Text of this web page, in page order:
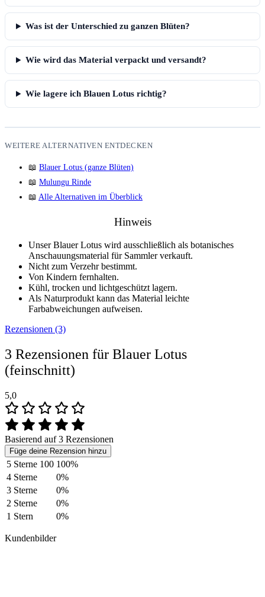
Was ist der Unterschied zu ganzen Blüten?
Wie wird das Material verpackt und versandt?
Wie lagere ich Blauen Lotus richtig?
WEITERE ALTERNATIVEN ENTDECKEN
📖 Blauer Lotus (ganze Blüten)
📖 Mulungu Rinde
📖 Alle Alternativen im Überblick
Hinweis
Unser Blauer Lotus wird ausschließlich als botanisches
Anschauungsmaterial für Sammler verkauft.
Nicht zum Verzehr bestimmt.
Von Kindern fernhalten.
Kühl, trocken und lichtgeschützt lagern.
Als Naturprodukt kann das Material leichte
Farbabweichungen aufweisen.
Rezensionen (3)
3 Rezensionen für Blauer Lotus
(feinschnitt)
5,0
Basierend auf 3 Rezensionen
Füge deine Rezension hinzu
5 Sterne 100 100%
4 Sterne
0%
3 Sterne
0%
2 Sterne
0%
1 Stern
0%
Kundenbilder